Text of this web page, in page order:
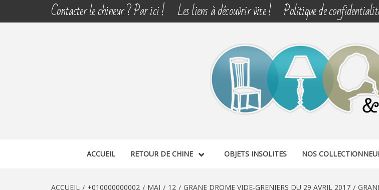
Contacter le chineur ? Par ici ! Les liens à découvrir vite ! Politique de
CHINE &
ACCUEIL RETOUR DE CHINE OBJETS INSOLITES NOS
ACCUEIL +010000000002 MAI 12 GRANE DROME VIDE-GRENIERS DU 29 AVRIL 2017